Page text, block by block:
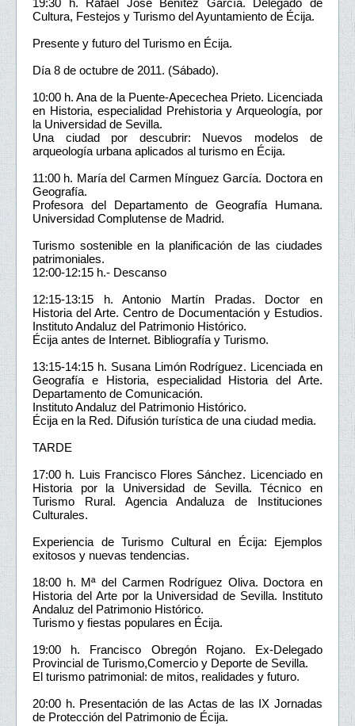
Cultura, Festejos y Turismo del Ayuntamiento de Écija.
Presente y futuro del Turismo en Écija.
Día 8 de octubre de 2011. (Sábado).
10:00 h. Ana de la Puente-Apecechea Prieto. Licenciada
en Historia, especialidad Prehistoria y Arqueología, por
la Universidad de Sevilla.
Una ciudad por descubrir: Nuevos modelos de
arqueología urbana aplicados al turismo en Écija.
11:00 h. María del Carmen Mínguez García. Doctora en
Geografía.
Profesora del Departamento de Geografía Humana.
Universidad Complutense de Madrid.
Turismo sostenible en la planificación de las ciudades
patrimoniales.
12:00-12:15 h.- Descanso
12:15-13:15 h. Antonio Martín Pradas. Doctor en
Historia del Arte. Centro de Documentación y Estudios.
Instituto Andaluz del Patrimonio Histórico.
Écija antes de Internet. Bibliografía y Turismo.
13:15-14:15 h. Susana Limón Rodríguez. Licenciada en
Geografía e Historia, especialidad Historia del Arte.
Departamento de Comunicación.
Instituto Andaluz del Patrimonio Histórico.
Écija en la Red. Difusión turística de una ciudad media.
TARDE
17:00 h. Luis Francisco Flores Sánchez. Licenciado en
Historia por la Universidad de Sevilla. Técnico en
Turismo Rural. Agencia Andaluza de Instituciones
Culturales.
Experiencia de Turismo Cultural en Écija: Ejemplos
exitosos y nuevas tendencias.
18:00 h. Mª del Carmen Rodríguez Oliva. Doctora en
Historia del Arte por la Universidad de Sevilla. Instituto
Andaluz del Patrimonio Histórico.
Turismo y fiestas populares en Écija.
19:00 h. Francisco Obregón Rojano. Ex-Delegado
Provincial de Turismo,Comercio y Deporte de Sevilla.
El turismo patrimonial: de mitos, realidades y futuro.
20:00 h. Presentación de las Actas de las IX Jornadas
de Protección del Patrimonio de Écija.